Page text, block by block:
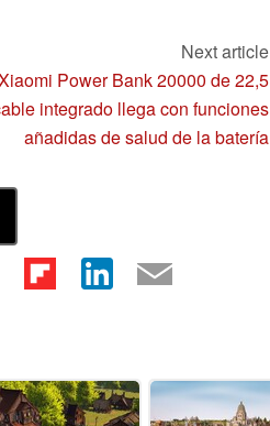
Next article
Power Bank 20000 de 22,5
integrado llega con funciones
añadidas de salud de la batería